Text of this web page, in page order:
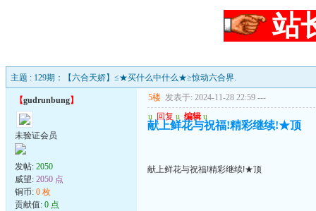
站
主题 : 129期：【六合天娇】≤★买什么中什么★≥惊动六合界.
【gudrunbung】
未验证会员
发帖: 2050
威望: 2050 点
铜币: 0 枚
贡献值: 0 点
5楼 发表于: 2024-11-28 22:59 ---
u 回复 u 编辑 u
献上鲜花与祝福!精彩继续!★顶
献上鲜花与祝福!精彩继续!★顶